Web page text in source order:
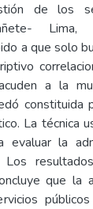
de los
a que solo
a la
constituida
La técnica
evaluar la
Los
que la